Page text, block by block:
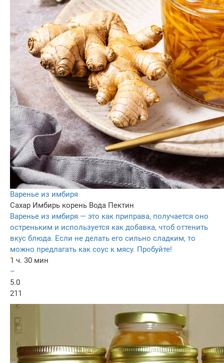
Варенье из имбиря
Сахар Имбирь корень Вода Пектин
Варенье из имбиря — это как приправа, получается оно
остреньким и используется как добавка, чтоб оттенить
вкус блюда. Если не делать его сильно сладким, то
можно предлагать как соус к мясу. Пробуйте!
1 ч. 30 мин
–
5.0
211